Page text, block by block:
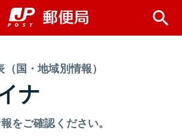
国・地域別情報）
ナ
をご確認ください。